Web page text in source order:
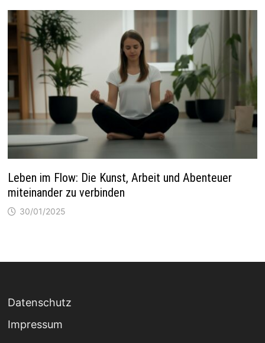
Leben im Flow: Die Kunst, Arbeit und Abenteuer
miteinander zu verbinden
30/01/2025
Datenschutz
Impressum